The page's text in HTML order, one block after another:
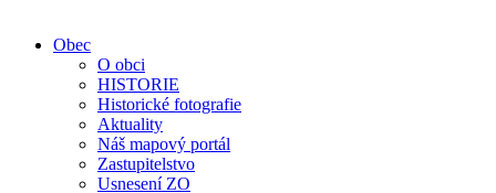
Obec
O obci
HISTORIE
Historické fotografie
Aktuality
Náš mapový portál
Zastupitelstvo
Usnesení ZO